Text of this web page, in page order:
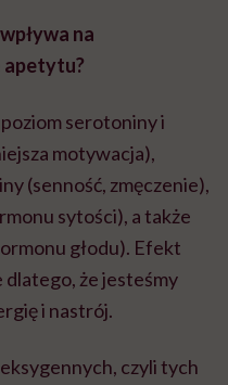
na
apetytu?
serotoniny i
motywacja),
(senność, zmęczenie),
sytości), a także
głodu). Efekt
dlatego, że jesteśmy
i nastrój.
czyli tych